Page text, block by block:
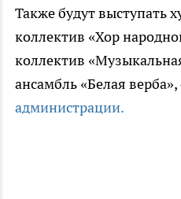
Также будут выступать
коллектив «Хор
коллектив
ансамбль «Белая
администрации.